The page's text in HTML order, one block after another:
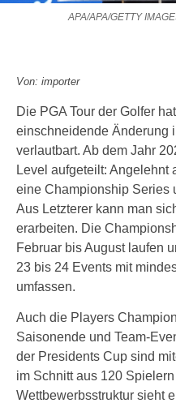
APA/APA/GETTY
Von: importer
Die PGA Tour der Golfer
einschneidende Änderung
verlautbart. Ab dem Jahr
Level aufgeteilt: Angelehnt
eine Championship Series
Aus Letzterer kann man
erarbeiten. Die
Februar bis August laufen
23 bis 24 Events mit
umfassen.
Auch die Players
Saisonende und Team-
der Presidents Cup sind
im Schnitt aus 120
Wettbewerbsstruktur sieht